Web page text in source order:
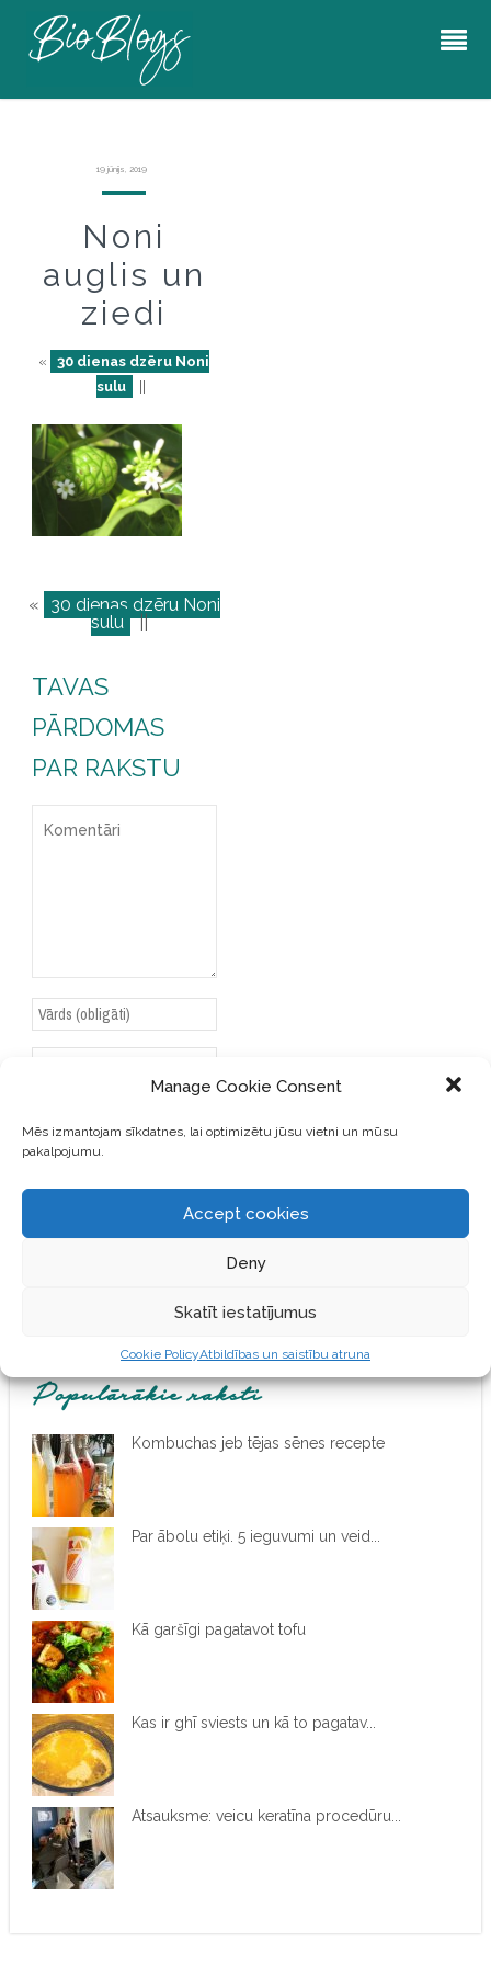
Manage Cookie Consent
Mēs izmantojam sīkdatnes, lai optimizētu jūsu vietni un mūsu
pakalpojumu.
Accept cookies
Deny
Skatīt iestatījumus
Cookie PolicyAtbildības un saistību atruna
19 jūnijs, 2019
Noni
auglis un
ziedi
«
30 dienas dzēru Noni
sulu
«
30 dienas dzēru Noni
sulu ||
TAVAS
PĀRDOMAS
PAR RAKSTU
SAGLABĀJIET MANU VĀRDU,
E-PASTA ADRESI UN VIETNI
NĀKAMAJAI REIZEI, KAD
KOMENTĀRU.
Populārākie raksti
Kombuchas jeb tējas sēnes recepte
Par ābolu etiķi. 5 ieguvumi un veid...
Kā garšīgi pagatavot tofu
Kas ir ghī sviests un kā to pagatav...
Atsauksme: veicu keratīna procedūru...